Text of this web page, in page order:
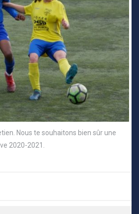
Nous te souhaitons bien sûr une
2020-2021.